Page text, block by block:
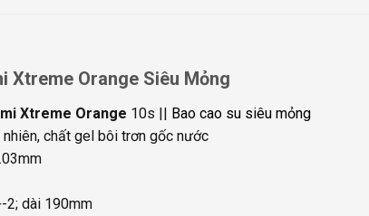
Xtreme Orange Siêu Mỏng
Xtreme Orange 10s || Bao cao su siêu mỏng
nhiên, chất gel bôi trơn gốc nước
2; dài 190mm